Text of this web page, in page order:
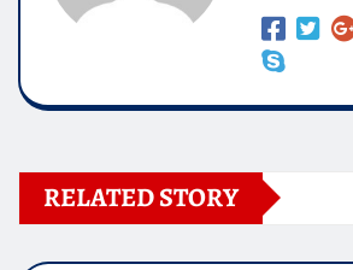
RELATED STORY